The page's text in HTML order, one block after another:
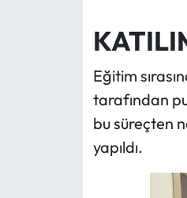
Eğitim
tarafından
bu süreçten
yapıldı.